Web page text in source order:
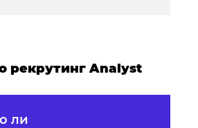
рекрутинг Analyst
ли